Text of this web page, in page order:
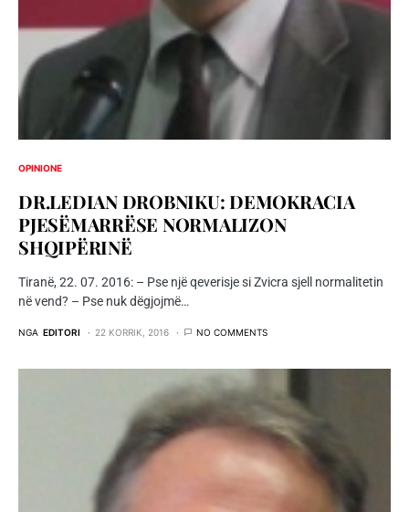
OPINIONE
DR.LEDIAN DROBNIKU: DEMOKRACIA
PJESËMARRËSE NORMALIZON
SHQIPËRINË
Tiranë, 22. 07. 2016: – Pse një qeverisje si Zvicra sjell normalitetin
në vend? – Pse nuk dëgjojmë…
NGA EDITORI 22 KORRIK, 2016 NO COMMENTS